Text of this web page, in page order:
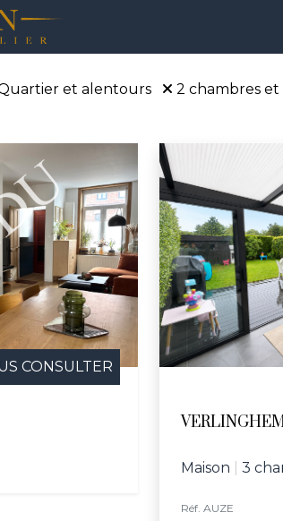
et alentours
2 chambres et
CONSULTER
Maison 3
Réf. AUZE